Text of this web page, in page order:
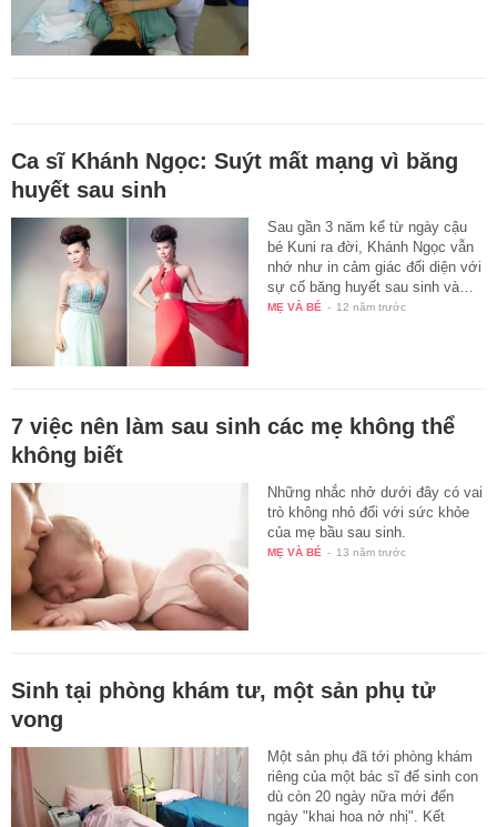
Ca sĩ Khánh Ngọc: Suýt mất mạng vì băng
huyết sau sinh
Sau gần 3 năm kể từ ngày cậu
bé Kuni ra đời, Khánh Ngọc vẫn
nhớ như in cảm giác đối diện với
sự cố băng huyết sau sinh và…
MẸ VÀ BÉ - 12 năm trước
7 việc nên làm sau sinh các mẹ không thể
không biết
Những nhắc nhở dưới đây có vai
trò không nhỏ đối với sức khỏe
của mẹ bầu sau sinh.
MẸ VÀ BÉ - 13 năm trước
Sinh tại phòng khám tư, một sản phụ tử
vong
Một sản phụ đã tới phòng khám
riêng của một bác sĩ để sinh con
dù còn 20 ngày nữa mới đến
ngày "khai hoa nở nhị". Kết